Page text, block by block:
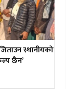
स्थानीयको
छैन’